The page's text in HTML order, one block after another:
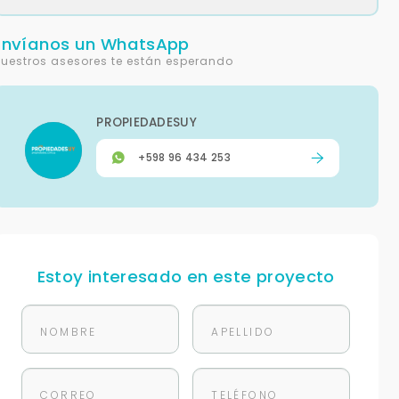
un WhatsApp
asesores te están esperando
PROPIEDADESUY
+598 96 434 253
Estoy interesado en este proyecto